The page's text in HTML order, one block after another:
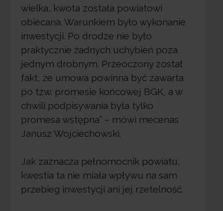
wielka, kwota została powiatowi
obiecana. Warunkiem było wykonanie
inwestycji. Po drodze nie było
praktycznie żadnych uchybień poza
jednym drobnym. Przeoczony został
fakt, że umowa powinna być zawarta
po tzw. promesie końcowej BGK, a w
chwili podpisywania była tylko
promesa wstępna” – mówi mecenas
Janusz Wojciechowski.
Jak zaznacza pełnomocnik powiatu,
kwestia ta nie miała wpływu na sam
przebieg inwestycji ani jej rzetelność.